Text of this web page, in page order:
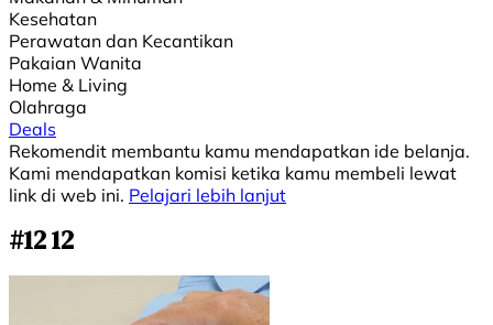
Kesehatan
Perawatan dan Kecantikan
Pakaian Wanita
Home & Living
Olahraga
Deals
Rekomendit membantu kamu mendapatkan ide belanja.
Kami mendapatkan komisi ketika kamu membeli lewat
link di web ini. Pelajari lebih lanjut
#12 12